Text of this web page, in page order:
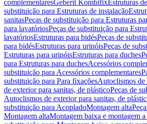
complementaresGeberit KombifixEstruturas
substituição para Estruturas de instalação
sanitasPeças de substituição para Estruturas
para lavatóriosPeças de substituição para
lavatóriosEstruturas para bidésPeças de
para bidésEstruturas para urinóisPeças de
Estruturas para urinóisEstruturas para duches
para Estruturas para duchesAcessórios
substituição para Acessórios complementares
substituição para Para fixaçõesAutoclismos de
de exterior para sanitas, de plásticoPeças de
Autoclismos de exterior para sanitas, de
substituição para AcopladoMontagem alta
Montagem altaMontagem baixa e montagem